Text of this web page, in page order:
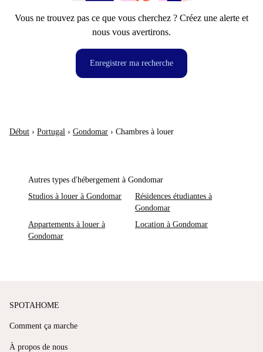
Vous ne trouvez pas ce que vous cherchez ? Créez une alerte et
nous vous avertirons.
Enregistrer ma recherche
Début › Portugal › Gondomar › Chambres à louer
Autres types d'hébergement à Gondomar
Studios à louer à Gondomar
Résidences étudiantes à
Gondomar
Appartements à louer à
Gondomar
Location à Gondomar
SPOTAHOME
Comment ça marche
À propos de nous